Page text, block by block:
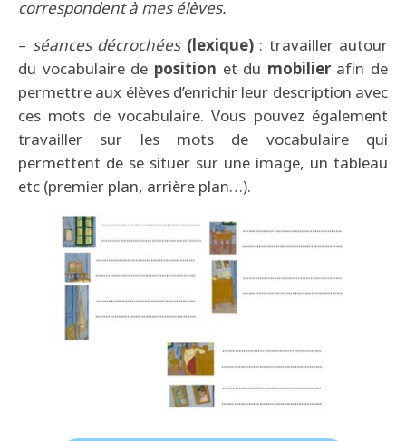
correspondent à mes élèves.
– séances décrochées (lexique): travailler autour
du vocabulaire de position et du mobilierafin de
permettre aux élèves d’enrichir leur description avec
ces mots de vocabulaire. Vous pouvez également
travailler sur les mots de vocabulaire qui
permettent de se situer sur une image, un tableau
etc (premier plan, arrière plan…).